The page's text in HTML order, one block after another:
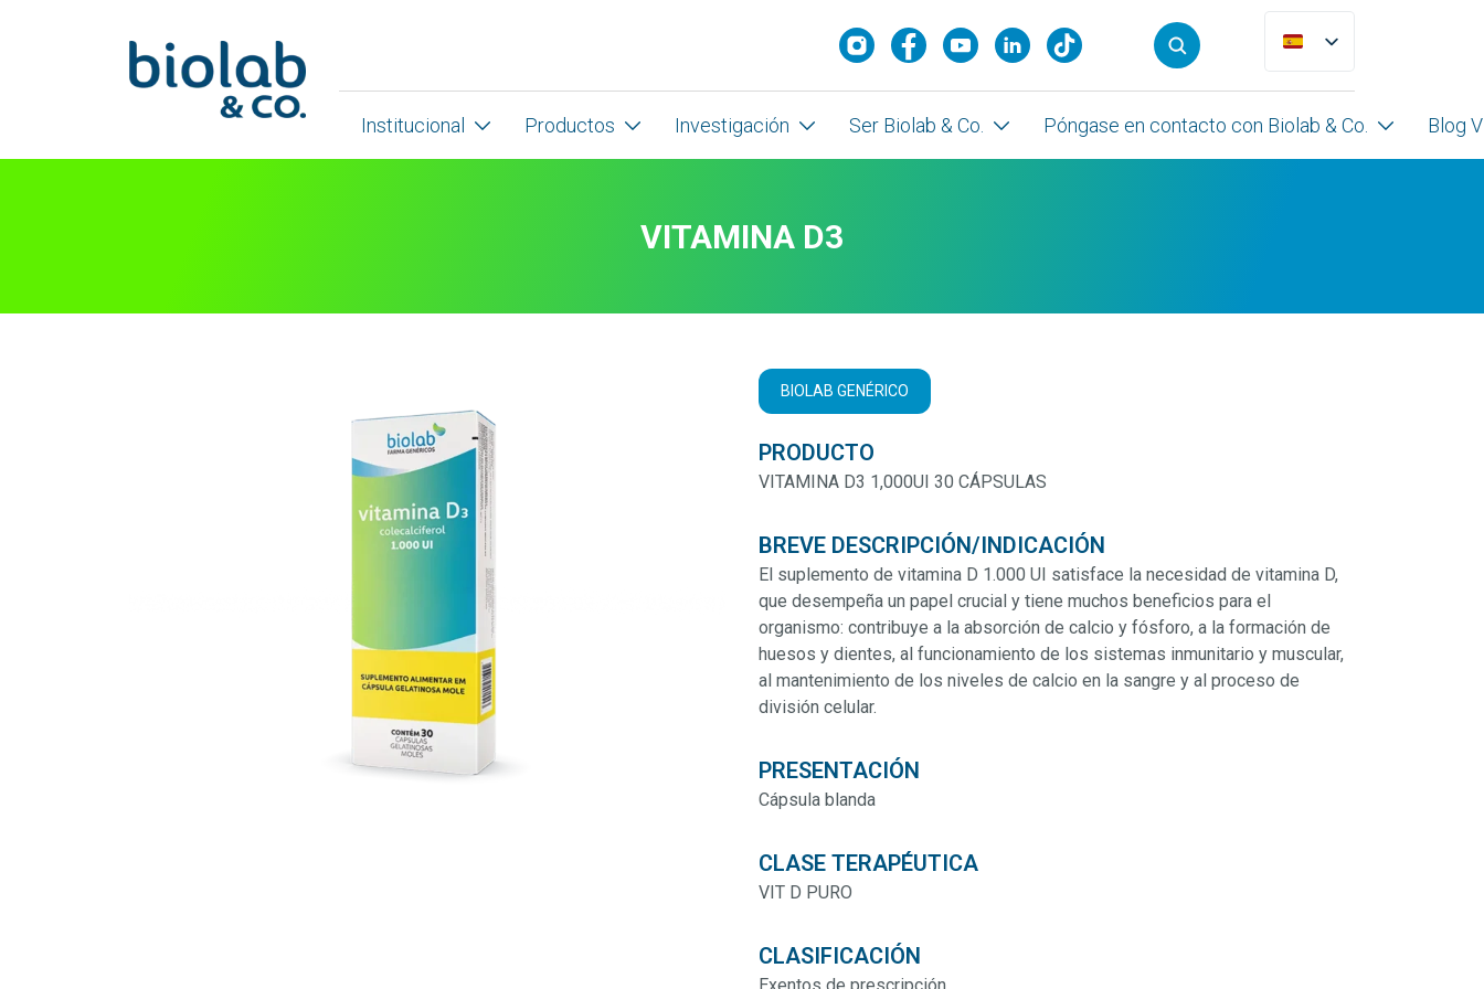
Institucional Productos Investigación Ser Biolab & Co. Póngase en contacto con Biolab & Co. Blog
VITAMINA D3
BIOLAB GENÉRICO
PRODUCTO
VITAMINA D3 1,000UI 30 CÁPSULAS
BREVE DESCRIPCIÓN/INDICACIÓN
El suplemento de vitamina D 1.000 UI satisface la necesidad de vitamina D,
que desempeña un papel crucial y tiene muchos beneficios para el
organismo: contribuye a la absorción de calcio y fósforo, a la formación de
huesos y dientes, al funcionamiento de los sistemas inmunitario y muscular,
al mantenimiento de los niveles de calcio en la sangre y al proceso de
división celular.
PRESENTACIÓN
Cápsula blanda
CLASE TERAPÉUTICA
VIT D PURO
CLASIFICACIÓN